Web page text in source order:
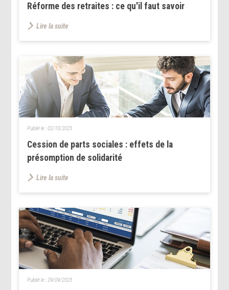
Réforme des retraites : ce qu'il faut savoir
Lire la suite
Cession de parts sociales : effets de la
présomption de solidarité
Publié le :02/10/2023
Lire la suite
Publié le : 29/09/2023